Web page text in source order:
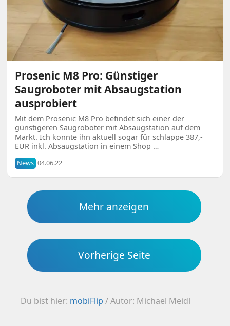
Prosenic M8 Pro: Günstiger
Saugroboter mit Absaugstation
ausprobiert
Mit dem Prosenic M8 Pro befindet sich einer der
günstigeren Saugroboter mit Absaugstation auf dem
Markt. Ich konnte ihn aktuell sogar für schlappe 387,-
EUR inkl. Absaugstation in einem Shop …
News 04.06.22
Mehr anzeigen
Vorherige Seite
Du bist hier: mobiFlip /Autor: Michael Meidl